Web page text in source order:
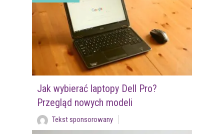
Jak wybierać laptopy Dell Pro?
Przegląd nowych modeli
Tekst sponsorowany